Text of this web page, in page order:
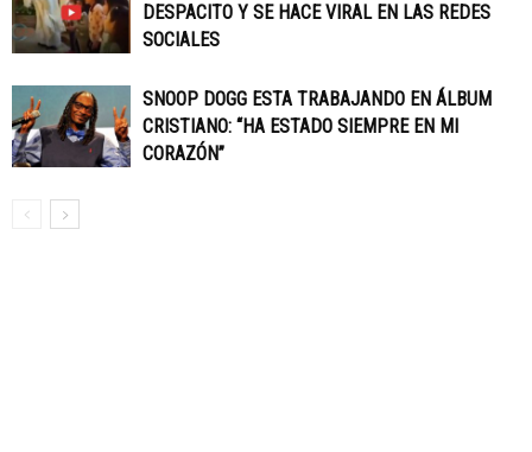
DESPACITO Y SE HACE VIRAL EN LAS REDES
SOCIALES
SNOOP DOGG ESTA TRABAJANDO EN ÁLBUM
CRISTIANO: “HA ESTADO SIEMPRE EN MI
CORAZÓN”